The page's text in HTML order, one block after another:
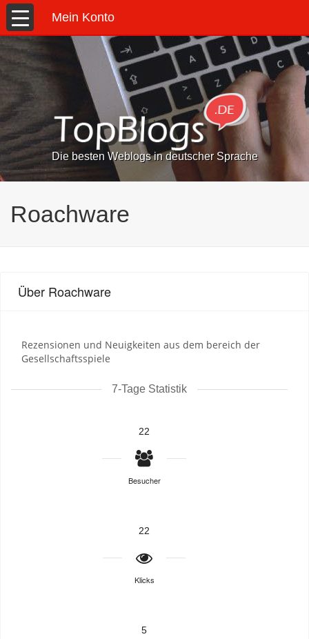
Mein Konto
Die besten Weblogs in deutscher Sprache
Roachware
Über Roachware
Rezensionen und Neuigkeiten aus dem bereich der
Gesellschaftsspiele
7-Tage Statistik
22
Besucher
22
Klicks
5